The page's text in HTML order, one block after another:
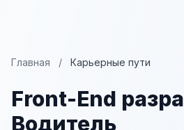
Главная / Карьерные пути
Front-End
Водитель